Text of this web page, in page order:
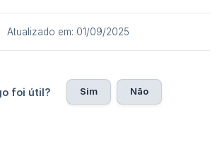
Atualizado em: 01/09/2025
foi útil? Sim Não